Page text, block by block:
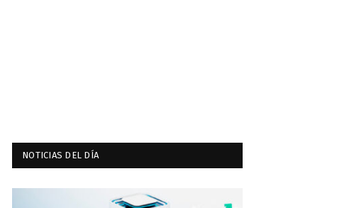
NOTICIAS DEL DÍA